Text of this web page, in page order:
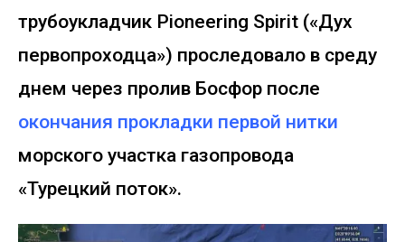
трубоукладчик Pioneering Spirit («Дух
первопроходца») проследовало в среду
днем через пролив Босфор после
окончания прокладки первой нитки
морского участка газопровода
«Турецкий поток».